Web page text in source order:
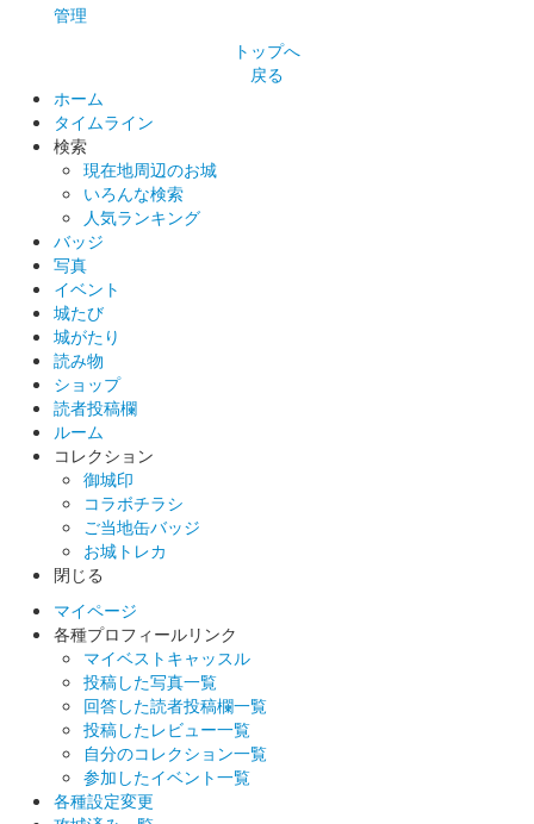
管理
トップへ
戻る
ホーム
タイムライン
検索
現在地周辺のお城
いろんな検索
人気ランキング
バッジ
写真
イベント
城たび
城がたり
読み物
ショップ
読者投稿欄
ルーム
コレクション
御城印
コラボチラシ
ご当地缶バッジ
お城トレカ
閉じる
マイページ
各種プロフィールリンク
マイベストキャッスル
投稿した写真一覧
回答した読者投稿欄一覧
投稿したレビュー一覧
自分のコレクション一覧
参加したイベント一覧
各種設定変更